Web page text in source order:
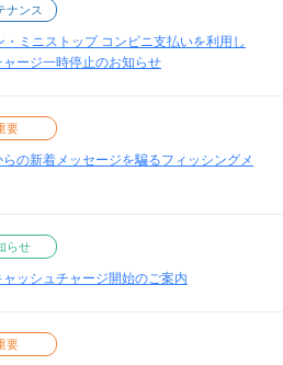
ナンス
・ミニストップ コンビニ支払いを利用し
ージ一時停止のお知らせ
要
の新着メッセージを騙るフィッシングメ
らせ
ッシュチャージ開始のご案内
要